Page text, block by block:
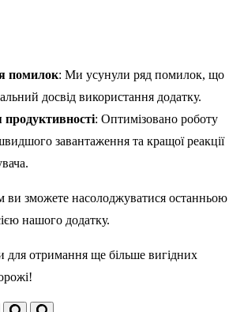
помилок: Ми усунули ряд помилок, що
досвід використання додатку.
: Оптимізовано роботу
завантаження та кращої реакції
ви зможете насолоджуватися останньою
нашого додатку.
для отримання ще більше вигідних